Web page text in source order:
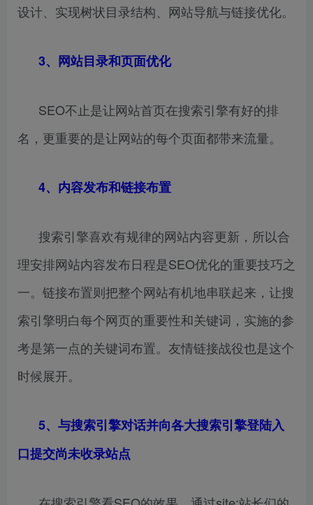
设计、实现树状目录结构、网站导航与链接优化。
3、网站目录和页面优化
SEO不止是让网站首页在搜索引擎有好的排
名，更重要的是让网站的每个页面都带来流量。
4、内容发布和链接布置
搜索引擎喜欢有规律的网站内容更新，所以合
理安排网站内容发布日程是SEO优化的重要技巧之
一。链接布置则把整个网站有机地串联起来，让搜
索引擎明白每个网页的重要性和关键词，实施的参
考是第一点的关键词布置。友情链接战役也是这个
时候展开。
5、与搜索引擎对话并向各大搜索引擎登陆入
口提交尚未收录站点